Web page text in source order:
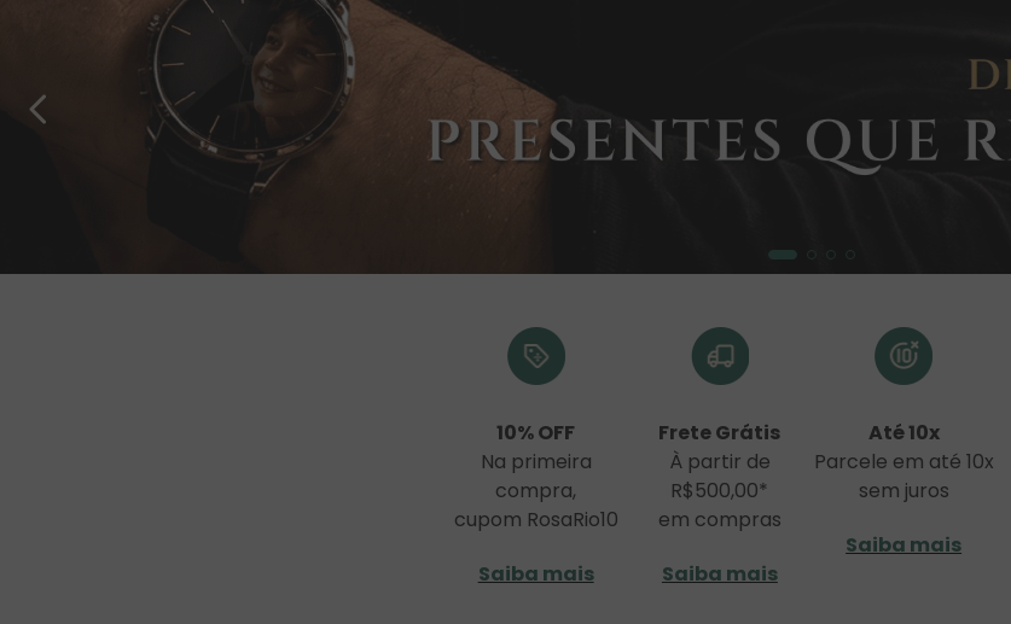
10% OFF
Na primeira
compra,
cupom RosaRio10
Saiba mais
Frete Grátis
À partir de
R$500,00*
em compras
Saiba mais
Até 10x
Parcele em até 10x
sem juros
Saiba mais